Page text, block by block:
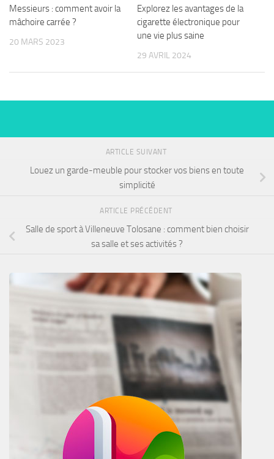
Messieurs : comment avoir la
mâchoire carrée ?
20 MARS 2023
Explorez les avantages de la
cigarette électronique pour
une vie plus saine
29 AVRIL 2024
ARTICLE SUIVANT
Louez un garde-meuble pour stocker vos biens en toute
simplicité
ARTICLE PRÉCÉDENT
Salle de sport à Villeneuve Tolosane : comment bien choisir
sa salle et ses activités ?